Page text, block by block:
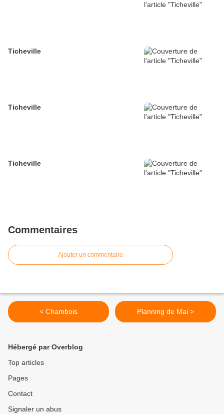
Ticheville
Ticheville
Ticheville
Commentaires
Ajouter un commentaire
< Chambois Planning de Mai >
Hébergé par Overblog
Top articles
Pages
Contact
Signaler un abus